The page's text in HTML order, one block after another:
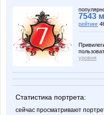
7543
рейтинг
уровня
Статистика портрета:
сейчас просматривают